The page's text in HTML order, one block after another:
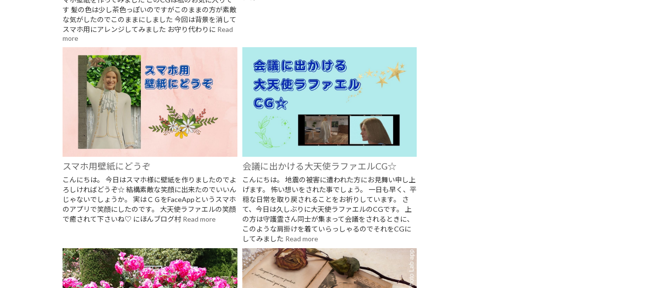
す 髪の色は少し茶色っぽいのですがこのままの方が素敵
な気がしたのでこのままにしました 今回は背景を消して
スマホ用にアレンジしてみました お守り代わりに Read
more
スマホ用壁紙にどうぞ
こんにちは。 今日はスマホ様に壁紙を作りましたのでよ
ろしければどうぞ☆ 結構素敵な笑顔に出来たのでいいん
じゃないでしょうか。 実はＣＧをFaceAppというスマホ
のアプリで笑顔にしたのです。 大天使ラファエルの笑顔
で癒されて下さいね♡ にほんブログ村 Read more
会議に出かける大天使ラファエルCG☆
こんにちは。 地震の被害に遭われた方にお見舞い申し上
げます。 怖い想いをされた事でしょう。 一日も早く、平
穏な日常を取り戻されることをお祈りしています。 さ
て、今日は久しぶりに大天使ラファエルのCGです。 上
の方は守護霊さん同士が集まって会議をされるときに、
このような肩掛けを着ていらっしゃるのでそれをCGに
してみました Read more